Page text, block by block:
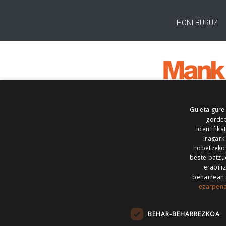
HONI BURUZ
ALEA
MAILOPE NOAUA
Gu eta
hobetzeko.
beste
beharrean
BEHAR-BEHARREZKOA